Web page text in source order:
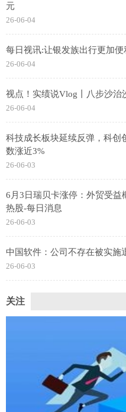
元
26-06-04
每日视讯:让银发族出行更加便
26-06-04
视点！实绩说Vlog丨八步沙治
26-06-04
科技成长板块延续反弹，科创
数涨近3%
26-06-03
6月3日瑞贝卡涨停：外贸受益
热股-每日消息
26-06-03
中国软件：公司不存在被实施
26-06-03
关注